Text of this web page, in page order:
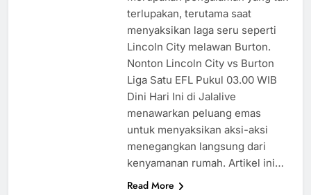
terlupakan, terutama saat
menyaksikan laga seru seperti
Lincoln City melawan Burton.
Nonton Lincoln City vs Burton
Liga Satu EFL Pukul 03.00 WIB
Dini Hari Ini di Jalalive
menawarkan peluang emas
untuk menyaksikan aksi-aksi
menegangkan langsung dari
kenyamanan rumah. Artikel ini…
Read More